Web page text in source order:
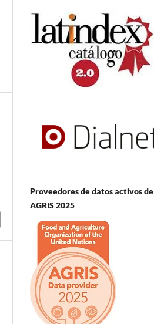
Proveedores de datos activos de
AGRIS 2025